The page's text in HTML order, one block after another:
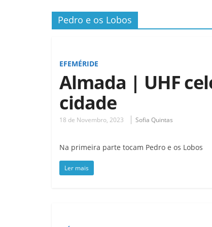
Pedro e os Lobos
EFEMÉRIDE
Almada | UHF
cidade
18 de Novembro, 2023 Sofia Quintas
Na primeira parte tocam Pedro e os Lobos
Ler mais